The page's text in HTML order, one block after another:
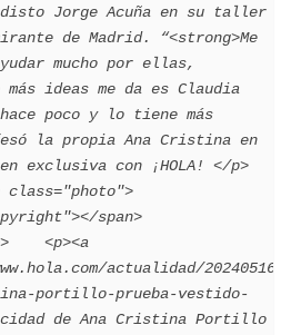
Jorge Acuña en su taller
de Madrid. “<strong>Me
mucho por ellas,
ideas me da es Claudia
poco y lo tiene más
la propia Ana Cristina en
exclusiva con ¡HOLA! </p>
span>
<p><a
actualidad/202405162
portillo-prueba-vestido-
de Ana Cristina Portillo